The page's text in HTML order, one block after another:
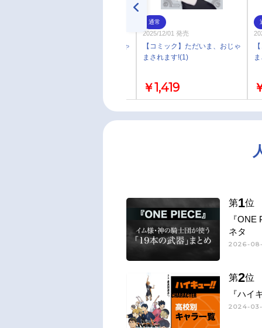
【コミック】ただいま、おじゃ
通常
2025/12/01 発売
【コミック】ただいま、おじゃ
まされます!(1)
￥1,419
第1位
『
ネタ
2026-
第2位
『ハイ
2024-